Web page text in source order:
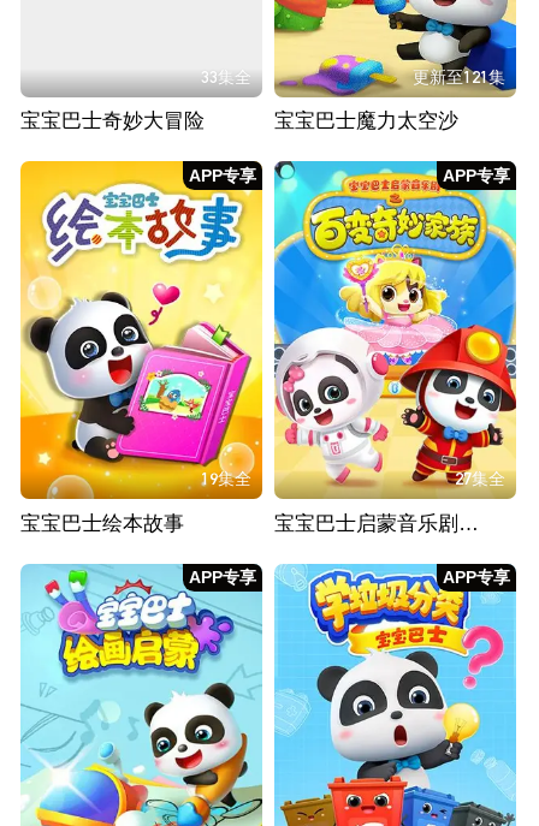
33集全
宝宝巴士奇妙大冒险
更新至121集
宝宝巴士魔力太空沙
APP专享
19集全
宝宝巴士绘本故事
APP专享
27集全
宝宝巴士启蒙音乐剧之百变奇妙家族
APP专享 APP专享